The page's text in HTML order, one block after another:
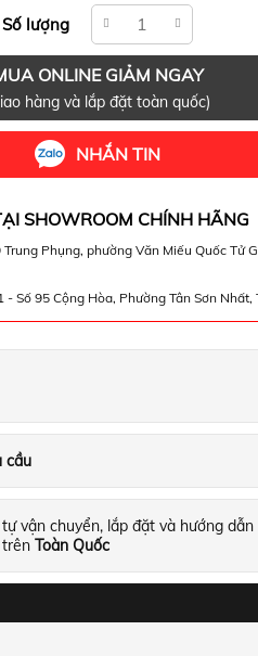
Số lượng
ONLINE GIẢM NGAY
hàng và lắp đặt toàn quốc)
NHẮN TIN
SHOWROOM CHÍNH HÃNG
Phụng, phường Văn Miếu Quốc Tử
Số 95 Cộng Hòa, Phường Tân Sơn Nhất,
cầu
tự vận chuyển, lắp đặt và hướng dẫn
Toàn Quốc